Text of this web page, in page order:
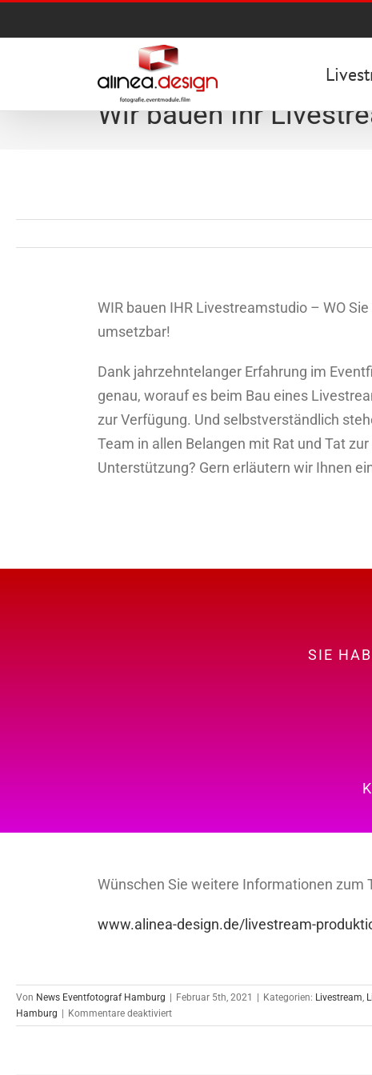
Inhalt
Wir bauen Ihr
WIR bauen IHR Livestreamstudio – WO
umsetzbar!
Dank jahrzehntelanger Erfahrung im
genau, worauf es beim Bau eines
zur Verfügung. Und selbstverständlich
Team in allen Belangen mit Rat und Tat
Unterstützung? Gern erläutern wir Ihnen
SIE
Wünschen Sie weitere Informationen zum
www.alinea-design.de/livestream-
Von News Eventfotograf Hamburg | Februar 5th, 2021 | Kategorien: Livestream
Hamburg | Kommentare deaktiviertfür
Wir